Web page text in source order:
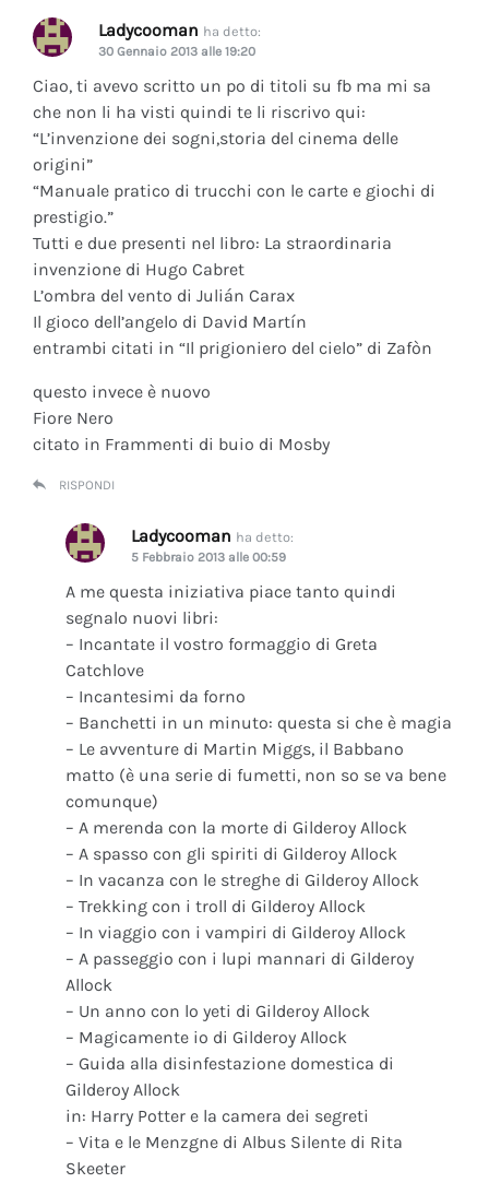
Ladycooman ha detto:
30 Gennaio 2013 alle 19:20
Ciao, ti avevo scritto un po di titoli su fb ma mi sa
che non li ha visti quindi te li riscrivo qui:
“L’invenzione dei sogni,storia del cinema delle
origini”
“Manuale pratico di trucchi con le carte e giochi di
prestigio.”
Tutti e due presenti nel libro: La straordinaria
invenzione di Hugo Cabret
L’ombra del vento di Julián Carax
Il gioco dell’angelo di David Martín
entrambi citati in “Il prigioniero del cielo” di Zafòn
questo invece è nuovo
Fiore Nero
citato in Frammenti di buio di Mosby
RISPONDI
Ladycooman ha detto:
5 Febbraio 2013 alle 00:59
A me questa iniziativa piace tanto quindi
segnalo nuovi libri:
– Incantate il vostro formaggio di Greta
Catchlove
– Incantesimi da forno
– Banchetti in un minuto: questa si che è magia
– Le avventure di Martin Miggs, il Babbano
matto (è una serie di fumetti, non so se va bene
comunque)
– A merenda con la morte di Gilderoy Allock
– A spasso con gli spiriti di Gilderoy Allock
– In vacanza con le streghe di Gilderoy Allock
– Trekking con i troll di Gilderoy Allock
– In viaggio con i vampiri di Gilderoy Allock
– A passeggio con i lupi mannari di Gilderoy
Allock
– Un anno con lo yeti di Gilderoy Allock
– Magicamente io di Gilderoy Allock
– Guida alla disinfestazione domestica di
Gilderoy Allock
in: Harry Potter e la camera dei segreti
– Vita e le Menzgne di Albus Silente di Rita
Skeeter